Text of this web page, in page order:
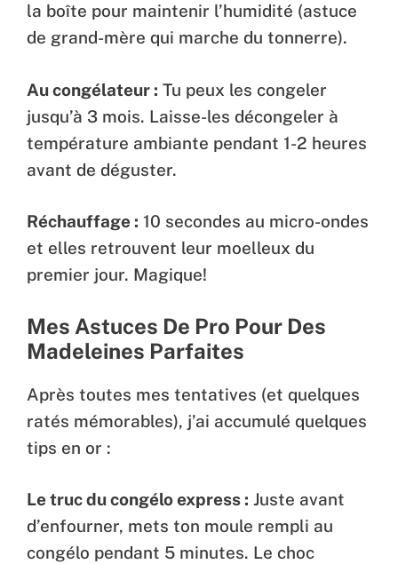
la boîte pour maintenir l’humidité (astuce
de grand-mère qui marche du tonnerre).
Au congélateur : Tu peux les congeler
jusqu’à 3 mois. Laisse-les décongeler à
température ambiante pendant 1-2 heures
avant de déguster.
Réchauffage : 10 secondes au micro-ondes
et elles retrouvent leur moelleux du
premier jour. Magique!
Mes Astuces De Pro Pour Des
Madeleines Parfaites
Après toutes mes tentatives (et quelques
ratés mémorables), j’ai accumulé quelques
tips en or :
Le truc du congélo express : Juste avant
d’enfourner, mets ton moule rempli au
congélo pendant 5 minutes. Le choc